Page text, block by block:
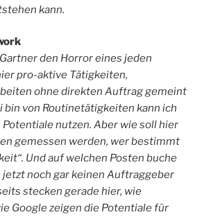
kann.
den Horror eines jeden
pro-aktive Tätigkeiten,
ohne direkten Auftrag gemeint
bin von Routinetätigkeiten kann ich
nutzen. Aber wie soll hier
gemessen werden, wer bestimmt
Und auf welchen Posten buche
noch gar keinen Auftraggeber
stecken gerade hier, wie
Google zeigen die Potentiale für